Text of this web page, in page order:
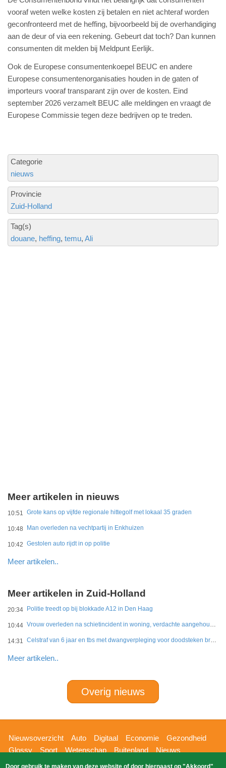
vooraf weten welke kosten zij betalen en niet achteraf worden
geconfronteerd met de heffing, bijvoorbeeld bij de overhandiging
aan de deur of via een rekening. Gebeurt dat toch? Dan kunnen
consumenten dit melden bij Meldpunt Eerlijk.
Ook de Europese consumentenkoepel BEUC en andere
Europese consumentenorganisaties houden in de gaten of
importeurs vooraf transparant zijn over de kosten. Eind
september 2026 verzamelt BEUC alle meldingen en vraagt de
Europese Commissie tegen deze bedrijven op te treden.
Categorie
nieuws
Provincie
Zuid-Holland
Tag(s)
douane heffing temu Ali
Meer artikelen in nieuws
10:51 Grote kans op vijfde regionale hittegolf met lokaal 35 graden
10:48 Man overleden na vechtpartij in Enkhuizen
10:42 Gestolen auto rijdt in op politie
Meer artikelen..
Meer artikelen in Zuid-Holland
20:34 Politie treedt op bij blokkade A12 in Den Haag
10:44 Vrouw overleden na schietincident in woning, verdachte aangehouden
14:31 Celstraf van 6 jaar en tbs met dwangverpleging voor doodsteken broer in Gouda
Meer artikelen..
Overig nieuws
Hoofdnavigatie
Nieuwsoverzicht Auto Digitaal Economie
Gezondheid
Glossy
Sport Wetenschap Buitenland
Nieuws
Bizzpress
Blik op 112 Provincies Weekoverzicht
Door gebruik te maken van deze website of door hiernaast op "Akkoord"